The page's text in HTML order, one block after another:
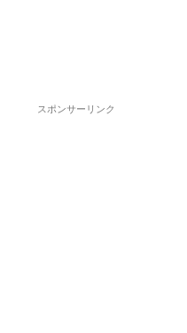
スポンサーリンク